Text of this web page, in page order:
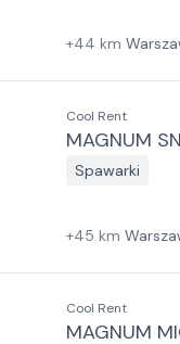
+44 km
Cool Rent
MAGNUM
Spawarki
+45 km
Cool Rent
MAGNUM